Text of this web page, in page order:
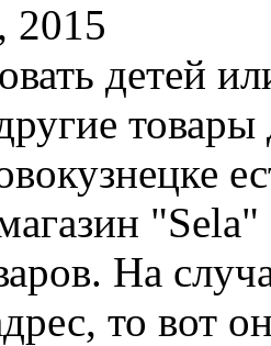
2015
детей
На
то вот